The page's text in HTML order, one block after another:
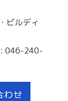
ビルディ
: 046-240-